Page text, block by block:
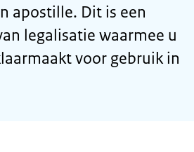
apostille. Dit is een
legalisatie waarmee u
voor gebruik in